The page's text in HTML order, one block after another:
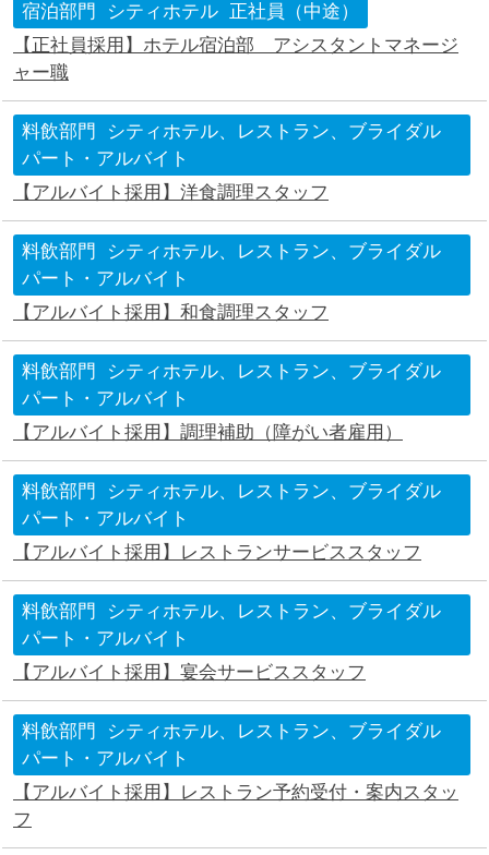
宿泊部門 シティホテル
正社員（中途）
【正社員採用】ホテル宿泊部 アシスタントマネージ
ャー職
料飲部門
シティホテル、レストラン、ブライダル
パート・アルバイト
【アルバイト採用】洋食調理スタッフ
料飲部門
シティホテル、レストラン、ブライダル
パート・アルバイト
【アルバイト採用】和食調理スタッフ
料飲部門
シティホテル、レストラン、ブライダル
パート・アルバイト
【アルバイト採用】調理補助（障がい者雇用）
料飲部門
シティホテル、レストラン、ブライダル
パート・アルバイト
【アルバイト採用】レストランサービススタッフ
料飲部門
シティホテル、レストラン、ブライダル
パート・アルバイト
【アルバイト採用】宴会サービススタッフ
料飲部門
シティホテル、レストラン、ブライダル
パート・アルバイト
【アルバイト採用】レストラン予約受付・案内スタッ
フ